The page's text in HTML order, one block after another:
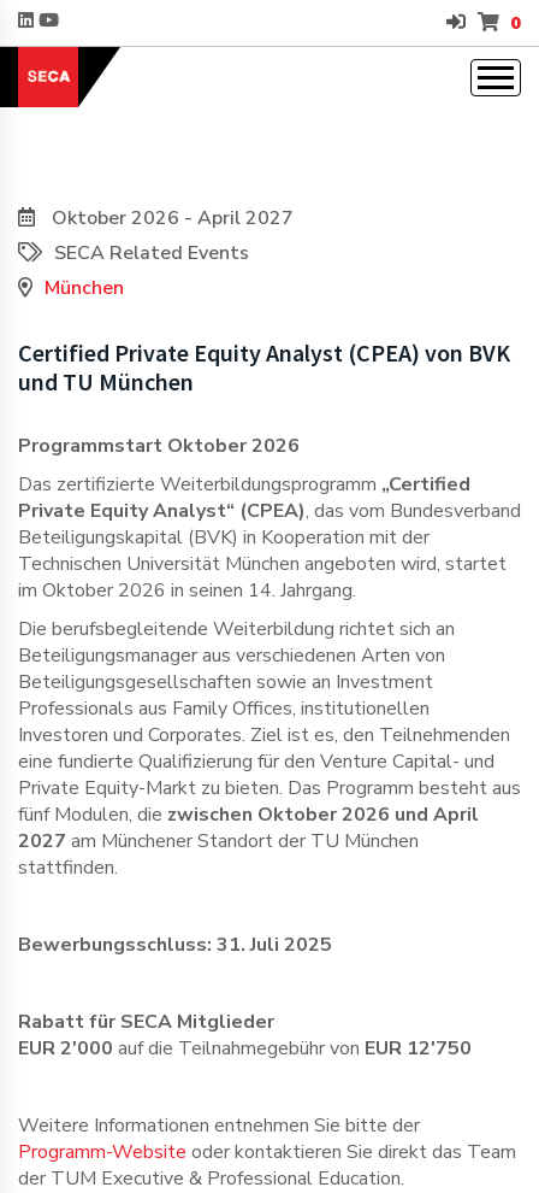
0
Oktober 2026 - April 2027
SECA Related Events
München
Certified Private Equity Analyst (CPEA) von BVK
und TU München
Programmstart Oktober 2026
Das zertifizierte Weiterbildungsprogramm „Certified
Private Equity Analyst“ (CPEA), das vom Bundesverband
Beteiligungskapital (BVK) in Kooperation mit der
Technischen Universität München angeboten wird, startet
im Oktober 2026 in seinen 14. Jahrgang.
Die berufsbegleitende Weiterbildung richtet sich an
Beteiligungsmanager aus verschiedenen Arten von
Beteiligungsgesellschaften sowie an Investment
Professionals aus Family Offices, institutionellen
Investoren und Corporates. Ziel ist es, den Teilnehmenden
eine fundierte Qualifizierung für den Venture Capital- und
Private Equity-Markt zu bieten. Das Programm besteht aus
fünf Modulen, die zwischen Oktober 2026 und April
2027 am Münchener Standort der TU München
stattfinden.
Bewerbungsschluss: 31. Juli 2025
Rabatt für SECA Mitglieder
EUR 2'000 auf die Teilnahmegebühr von EUR 12'750
Weitere Informationen entnehmen Sie bitte der
Programm-Website oder kontaktieren Sie direkt das Team
der TUM Executive & Professional Education.